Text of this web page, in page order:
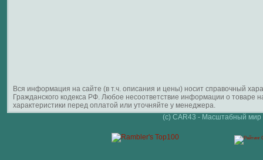
Вся информация на сайте (в т.ч. описания и цены) носит справочный
Гражданского кодекса РФ. Любое несоответствие информации о
характеристики перед оплатой или уточняйте у менеджера.
(c) CAR43 - Масштабный мир